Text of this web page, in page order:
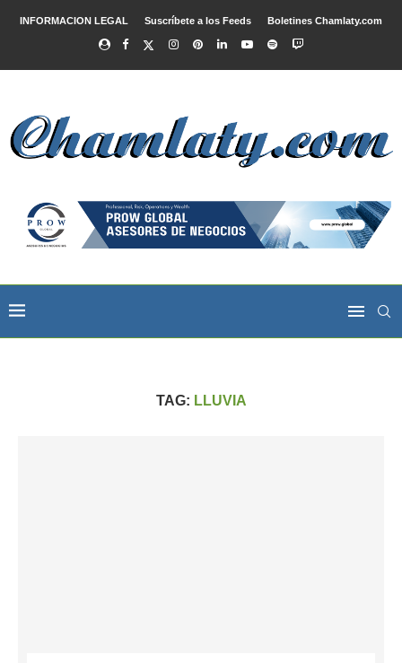
INFORMACION LEGAL Suscríbete a los Feeds Boletines Chamlaty.com
TAG: LLUVIA